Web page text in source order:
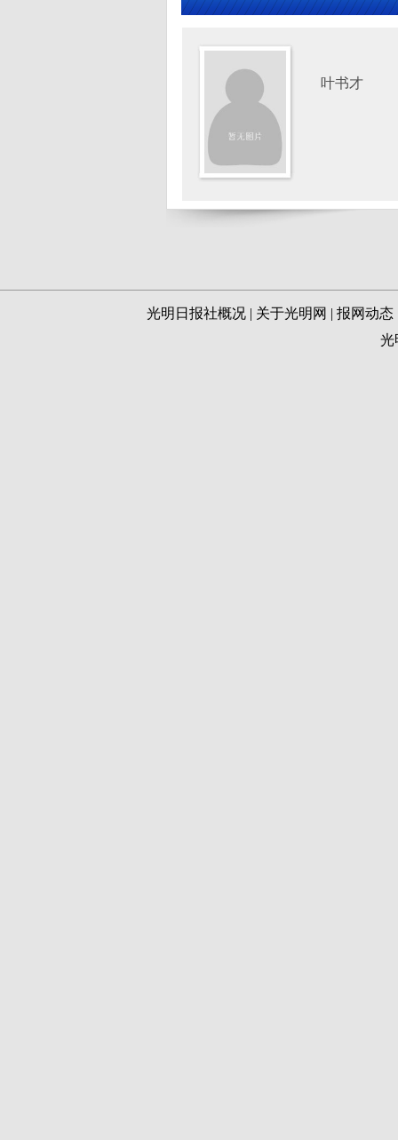
叶书才
光明日报社概况 | 关于光明网 |报网动态
光